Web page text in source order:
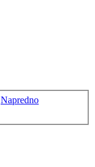
Napredno